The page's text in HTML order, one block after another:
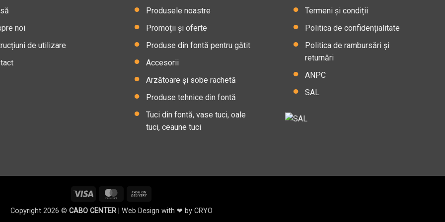
noi
de utilizare
Produsele noastre
Promoții și oferte
Produse din fontă pentru gătit
Accesorii
Arzătoare și sobe rachetă
Produse tehnice din fontă
Tuci din fontă, vase tuci, oale
tuci, ceaune tuci
Termeni și condiții
Politica de confidențialitate
Politica de rambursări și
returnări
ANPC
SAL
Visa MasterCard
Delivery
Copyright 2026 © CABO CENTER| Web Design with ❤ by CRYO